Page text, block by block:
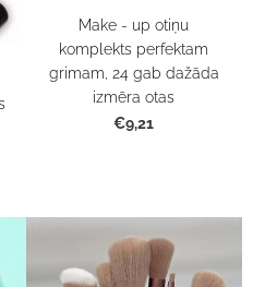
Make - up otiņu
komplekts perfektam
grimam, 24 gab dažāda
izmēra otas
€9,21